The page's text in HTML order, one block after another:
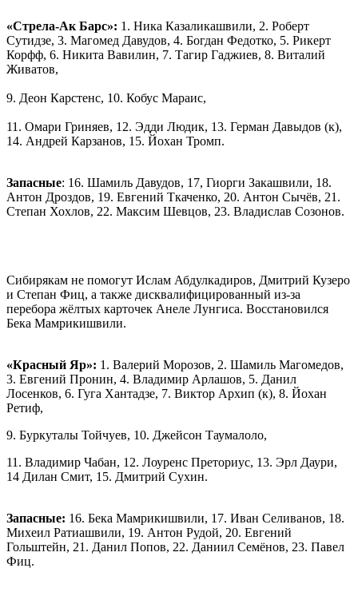
«Стрела-Ак Барс»: 1. Ника Казаликашвили, 2. Роберт
Сутидзе, 3. Магомед Давудов, 4. Богдан Федотко, 5. Рикерт
Корфф, 6. Никита Вавилин, 7. Тагир Гаджиев, 8. Виталий
Живатов,
9. Деон Карстенс, 10. Кобус Мараис,
11. Омари Гриняев, 12. Эдди Людик, 13. Герман Давыдов (к),
14. Андрей Карзанов, 15. Йохан Тромп.
Запасные: 16. Шамиль Давудов, 17, Гиорги Закашвили, 18.
Антон Дроздов, 19. Евгений Ткаченко, 20. Антон Сычёв, 21.
Степан Хохлов, 22. Максим Шевцов, 23. Владислав Созонов.
Сибирякам не помогут Ислам Абдулкадиров, Дмитрий Кузеро
и Степан Фиц, а также дисквалифицированный из-за
перебора жёлтых карточек Анеле Лунгиса. Восстановился
Бека Мамрикишвили.
«Красный Яр»: 1. Валерий Морозов, 2. Шамиль Магомедов,
3. Евгений Пронин, 4. Владимир Арлашов, 5. Данил
Лосенков, 6. Гуга Хантадзе, 7. Виктор Архип (к), 8. Йохан
Ретиф,
9. Буркуталы Тойчуев, 10. Джейсон Таумалоло,
11. Владимир Чабан, 12. Лоуренс Преториус, 13. Эрл Даури,
14 Дилан Смит, 15. Дмитрий Сухин.
Запасные: 16. Бека Мамрикишвили, 17. Иван Селиванов, 18.
Михеил Ратиашвили, 19. Антон Рудой, 20. Евгений
Гольштейн, 21. Данил Попов, 22. Даниил Семёнов, 23. Павел
Фиц.